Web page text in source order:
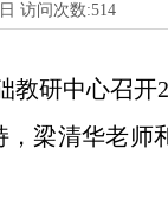
访问次数:514
研中心召开
梁清华老师